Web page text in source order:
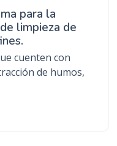
para la
limpieza de
cuenten con
de humos,